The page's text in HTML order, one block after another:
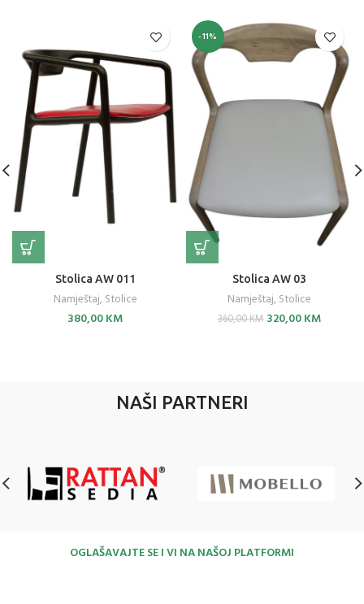
Stolica AW 011
Namještaj,Stolice
380,00KM
-11%
Stolica AW 03
Namještaj,Stolice
360,00KM Original
320,00KMCurrent
NAŠI PARTNERI
OGLAŠAVAJTE SE I VI NA NAŠOJ PLATFORMI